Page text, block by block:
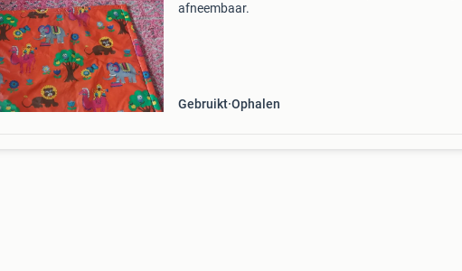
afneembaar.
Gebruikt Ophalen